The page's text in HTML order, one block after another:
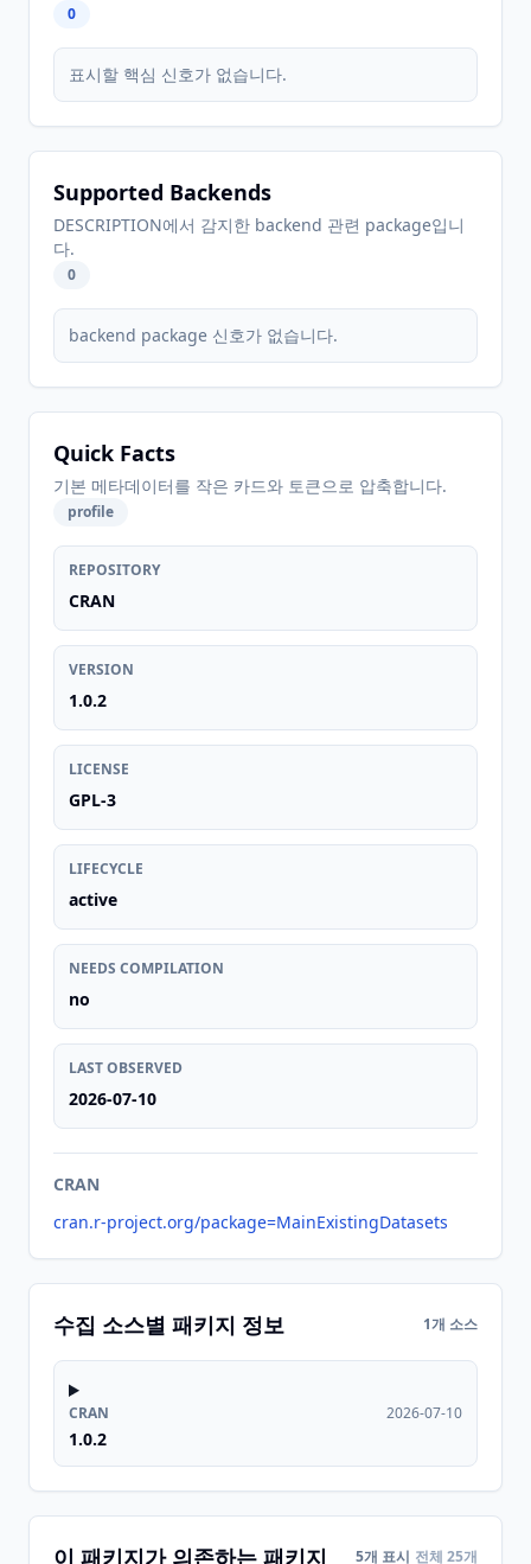
0
표시할 핵심 신호가 없습니다.
Supported Backends
DESCRIPTION에서 감지한 backend 관련 package입니
다.
0
backend package 신호가 없습니다.
Quick Facts
기본 메타데이터를 작은 카드와 토큰으로 압축합니다.
profile
REPOSITORY
CRAN
VERSION
1.0.2
LICENSE
GPL-3
LIFECYCLE
active
NEEDS COMPILATION
no
LAST OBSERVED
2026-07-10
CRAN
cran.r-project.org/package=MainExistingDatasets
수집 소스별 패키지 정보 1개 소스
CRAN
1.0.2
2026-07-10
이 패키지가 의존하는 패키지 5개 표시 전체 25개